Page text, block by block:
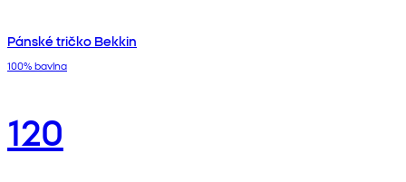
Pánské tričko Bekkin
100% bavlna
120